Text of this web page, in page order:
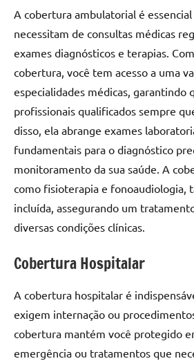
A cobertura ambulatorial é
necessitam de consultas médicas
exames diagnósticos e terapias.
cobertura, você tem acesso a uma
especialidades médicas, garantindo
profissionais qualificados sempre
disso, ela abrange exames
fundamentais para o diagnóstico
monitoramento da sua saúde. A
como fisioterapia e fonoaudiologia,
incluída, assegurando um
diversas condições clínicas.
Cobertura Hospitalar
A cobertura hospitalar é
exigem internação ou
cobertura mantém você protegido
emergência ou tratamentos que